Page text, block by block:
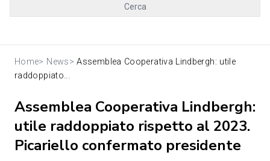
Cerca
Home> News> Assemblea Cooperativa Lindbergh: utile
raddoppiato...
Assemblea Cooperativa Lindbergh:
utile raddoppiato rispetto al 2023.
Picariello confermato presidente